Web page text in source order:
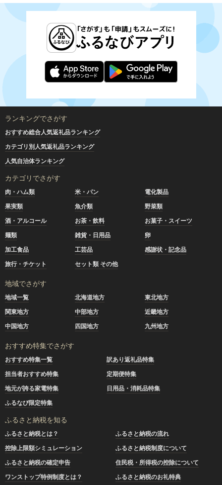
ランキングでさがす
おすすめ総合人気返礼品ランキング
カテゴリ別人気返礼品ランキング
人気自治体ランキング
カテゴリでさがす
肉・ハム類 米・パン
電化製品
果実類
魚介類
野菜類
酒・アルコール
お茶・飲料
お菓子・スイーツ
麺類
雑貨・日用品
卵
加工食品
工芸品
感謝状・記念品
旅行・チケット
セット類 その他
地域でさがす
地域一覧 北海道地方
東北地方
関東地方
中部地方
近畿地方
中国地方
四国地方 九州地方
おすすめ特集でさがす
おすすめ特集一覧
訳あり返礼品特集
担当者おすすめ特集
定期便特集
地元が誇る家電特集
日用品・消耗品特集
ふるなび限定特集
ふるさと納税を知る
ふるさと納税とは？
ふるさと納税の流れ
控除上限額シミュレーション
ふるさと納税制度について
ふるさと納税の確定申告
住民税・所得税の控除について
ワンストップ特例制度とは？
ふるさと納税のお礼特典